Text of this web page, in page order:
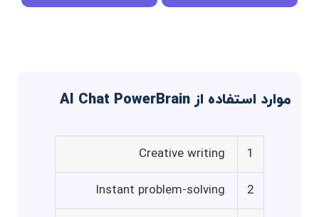
موارد استفاده از AI Chat PowerBrain
1
Creative writing
2
Instant problem-solving